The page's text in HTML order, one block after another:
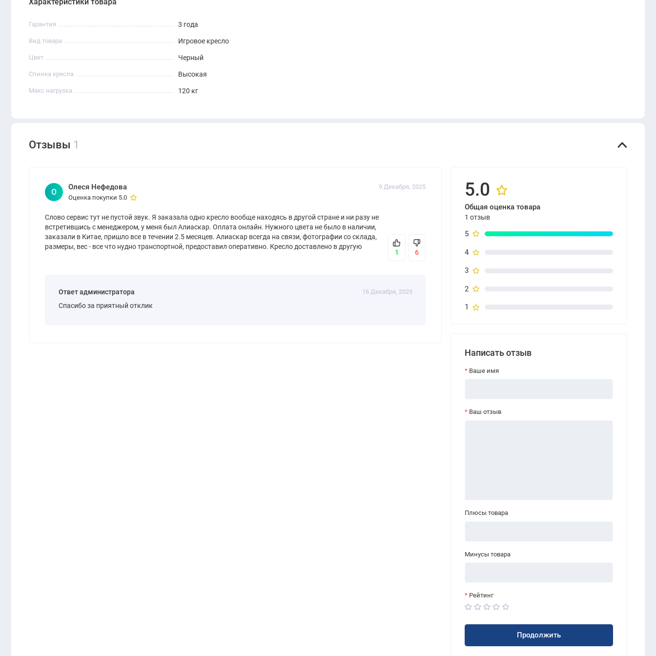
Характеристики товара
Гарантия 3 года
Вид товара Игровое кресло
Цвет Черный
Спинка кресла Высокая
Макс нагрузка 120 кг
Отзывы 1
О
Олеся Нефедова
Оценка покупки 5.0
9 Декабря, 2025
Слово сервис тут не пустой звук. Я заказала одно кресло вообще находясь в другой стране и ни разу не
встретившись с менеджером, у меня был Алиаскар. Оплата онлайн. Нужного цвета не было в наличии,
заказали в Китае, пришло все в течении 2.5 месяцев. Алиаскар всегда на связи, фотографии со склада,
размеры, вес - все что нудно транспортной, предоставил оперативно. Кресло доставлено в другую
1 6
Ответ администратора 16 Декабря, 2025
Спасибо за приятный отклик
5.0
Общая оценка товара
1 отзыв
5
4
3
2
1
Написать отзыв
Ваше имя
Ваш отзыв
Плюсы товара
Минусы товара
Рейтинг
Продолжить